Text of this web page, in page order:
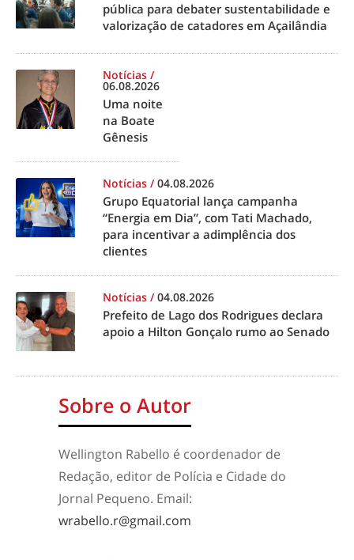
pública para debater sustentabilidade e
valorização de catadores em Açailândia
Notícias /
06.08.2026
Uma noite
na Boate
Gênesis
Notícias /04.08.2026
Grupo Equatorial lança campanha
“Energia em Dia”, com Tati Machado,
para incentivar a adimplência dos
clientes
Notícias /04.08.2026
Prefeito de Lago dos Rodrigues declara
apoio a Hilton Gonçalo rumo ao Senado
Sobre o Autor
Wellington Rabello é coordenador de
Redação, editor de Polícia e Cidade do
Jornal Pequeno. Email:
wrabello.r@gmail.com